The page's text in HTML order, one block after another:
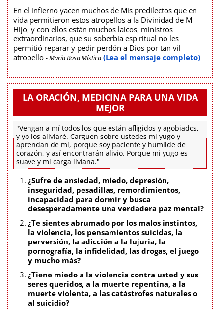
En el infierno yacen muchos de Mis predilectos que en
vida permitieron estos atropellos a la Divinidad de Mi
Hijo, y con ellos están muchos laicos, ministros
extraordinarios, que su soberbia espiritual no les
permitió reparar y pedir perdón a Dios por tan vil
atropello - María Rosa Mística (Lea el mensaje completo)
LA ORACIÓN, MEDICINA PARA UNA VIDA
MEJOR
"Vengan a mí todos los que están afligidos y agobiados,
y yo los aliviaré. Carguen sobre ustedes mi yugo y
aprendan de mí, porque soy paciente y humilde de
corazón, y así encontrarán alivio. Porque mi yugo es
suave y mi carga liviana."
¿Sufre de ansiedad, miedo, depresión,
inseguridad, pesadillas, remordimientos,
incapacidad para dormir y busca
desesperadamente una verdadera paz mental?
¿Te sientes abrumado por los malos instintos,
la violencia, los pensamientos suicidas, la
perversión, la adicción a la lujuria, la
pornografía, la infidelidad, las drogas, el juego
y mucho más?
¿Tiene miedo a la violencia contra usted y sus
seres queridos, a la muerte repentina, a la
muerte violenta, a las catástrofes naturales o
al suicidio?